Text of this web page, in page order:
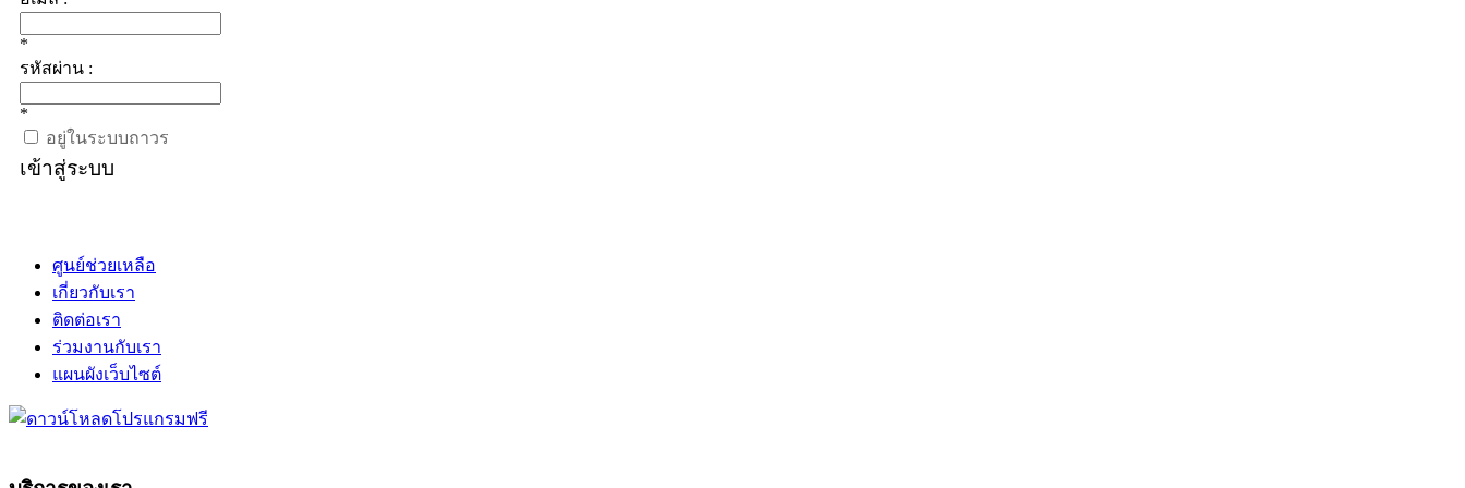
*
รหัสผ่าน :
*
อยู่ในระบบถาวร
เข้าสู่ระบบ
ศูนย์ช่วยเหลือ
เกี่ยวกับเรา
ติดต่อเรา
ร่วมงานกับเรา
แผนผังเว็บไซต์